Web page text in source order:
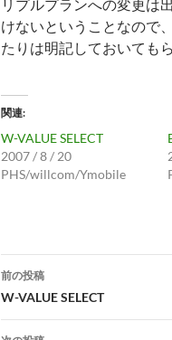
リプルプランへの変更は
けないということなので
たりは明記しておいても
関連
W-VALUE SELECT
2007 / 8 / 20
PHS/willcom/Ymobile
投
稿
ナ
前の投稿
W-VALUE SELECT